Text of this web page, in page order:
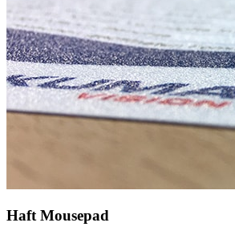
Haft Mousepad